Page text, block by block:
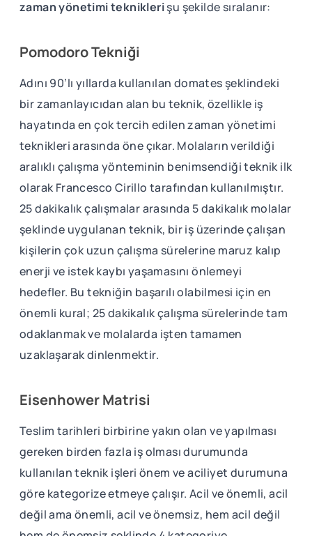
zaman yönetimi tekniklerişu şekilde sıralanır:
Pomodoro Tekniği
Adını 90’lı yıllarda kullanılan domates şeklindeki
bir zamanlayıcıdan alan bu teknik, özellikle iş
hayatında en çok tercih edilen zaman yönetimi
teknikleri arasında öne çıkar. Molaların verildiği
aralıklı çalışma yönteminin benimsendiği teknik ilk
olarak Francesco Cirillo tarafından kullanılmıştır.
25 dakikalık çalışmalar arasında 5 dakikalık molalar
şeklinde uygulanan teknik, bir iş üzerinde çalışan
kişilerin çok uzun çalışma sürelerine maruz kalıp
enerji ve istek kaybı yaşamasını önlemeyi
hedefler. Bu tekniğin başarılı olabilmesi için en
önemli kural; 25 dakikalık çalışma sürelerinde tam
odaklanmak ve molalarda işten tamamen
uzaklaşarak dinlenmektir.
Eisenhower Matrisi
Teslim tarihleri birbirine yakın olan ve yapılması
gereken birden fazla iş olması durumunda
kullanılan teknik işleri önem ve aciliyet durumuna
göre kategorize etmeye çalışır. Acil ve önemli, acil
değil ama önemli, acil ve önemsiz, hem acil değil